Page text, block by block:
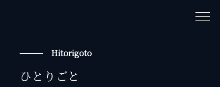
Hitorigoto
ひとりごと